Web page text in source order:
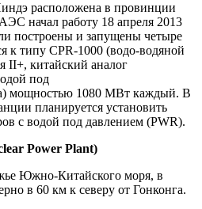
расположена в провинции
начал работу 18 апреля 2013
построены и запущены четыре
к типу CPR-1000 (водо-водяной
II+, китайский аналог
под
мощностью 1080 МВт каждый. В
планируется установить
с водой под давлением (PWR).
Power Plant)
Южно-Китайского моря, в
в 60 км к северу от Гонконга.